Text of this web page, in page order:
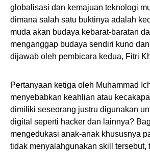
globalisasi dan kemajuan teknologi
dimana salah satu buktinya adalah
muda akan budaya kebarat-baratan
menganggap budaya sendiri kuno dan
dijawab oleh pembicara kedua, Fitri
Pertanyaan ketiga oleh Muhammad
menyebabkan keahlian atau
dimiliki seseorang justru digunakan
digital seperti hacker dan lainnya?
mengedukasi anak-anak khususnya
tidak menyalahgunakan skill tersebut,